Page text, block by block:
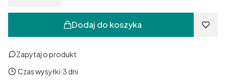
Dodaj do koszyka
Zapytaj o produkt
Czas wysyłki:3 dni